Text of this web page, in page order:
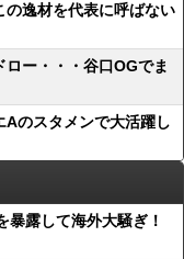
逸材を代表に呼ばない
ロー・・・谷口OGでま
Aのスタメンで大活躍し
露して海外大騒ぎ！